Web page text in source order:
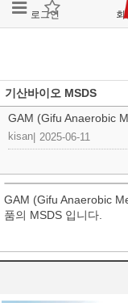
로그인 회
기산바이오 MSDS
GAM (Gifu Anaerobic
kisan 2025-06-11
GAM (Gifu Anaerobic
품의 MSDS 입니다.